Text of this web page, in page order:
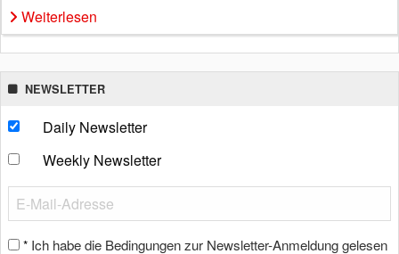
Weiterlesen
NEWSLETTER
Daily Newsletter
Weekly Newsletter
* Ich habe die Bedingungen zur Newsletter-Anmeldung gelesen